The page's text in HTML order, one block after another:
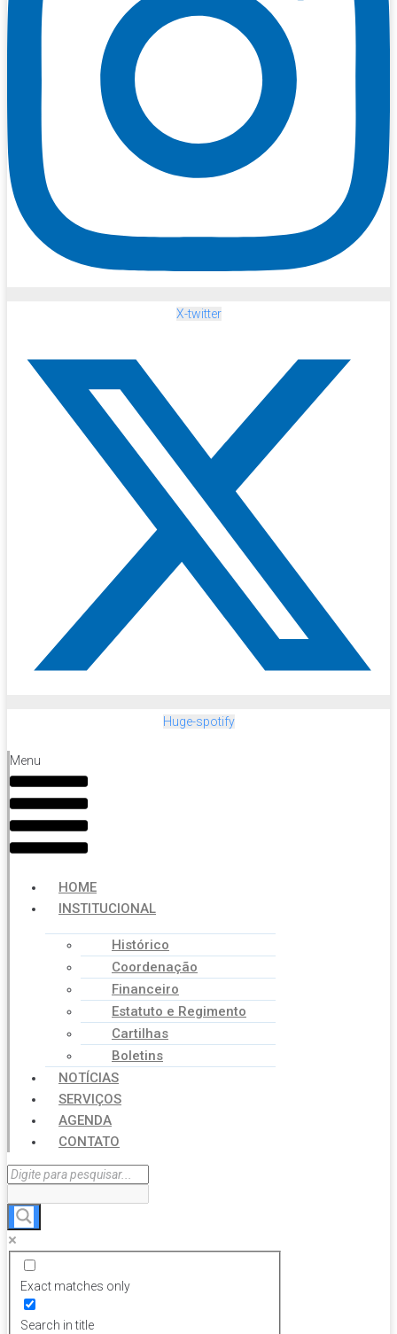
X-twitter
Huge-spotify
Menu
HOME
INSTITUCIONAL
Histórico
Coordenação
Financeiro
Estatuto e Regimento
Cartilhas
Boletins
NOTÍCIAS
SERVIÇOS
AGENDA
CONTATO
Exact matches only
Search in title